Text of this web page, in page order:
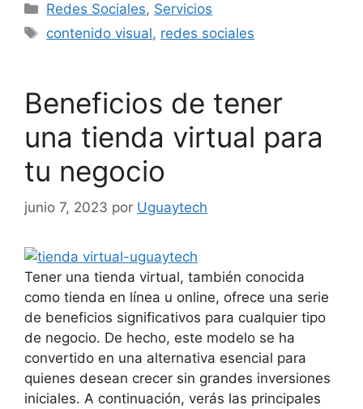
Redes Sociales, Servicios
contenido visual, redes sociales
Beneficios de tener
una tienda virtual para
tu negocio
junio 7, 2023 por Uguaytech
Tener una tienda virtual, también conocida
como tienda en línea u online, ofrece una serie
de beneficios significativos para cualquier tipo
de negocio. De hecho, este modelo se ha
convertido en una alternativa esencial para
quienes desean crecer sin grandes inversiones
iniciales. A continuación, verás las principales